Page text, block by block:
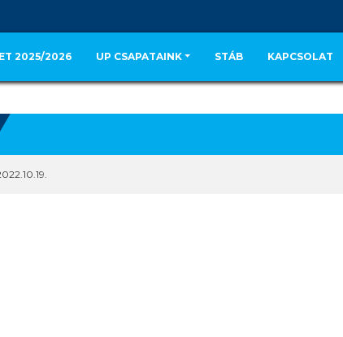
2025/2026 UP CSAPATAINK STÁB KAPCSOLAT